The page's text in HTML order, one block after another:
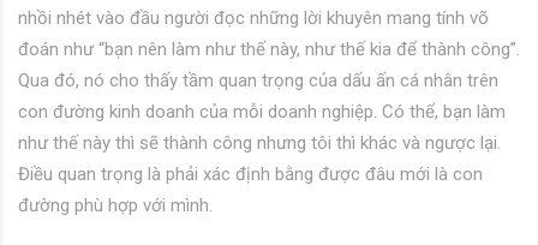
nhồi nhét vào đầu người đọc những lời khuyên mang tính võ
đoán như “bạn nên làm như thế này, như thế kia để thành công”.
Qua đó, nó cho thấy tầm quan trọng của dấu ấn cá nhân trên
con đường kinh doanh của mỗi doanh nghiệp. Có thể, bạn làm
như thế này thì sẽ thành công nhưng tôi thì khác và ngược lại.
Điều quan trọng là phải xác định bằng được đâu mới là con
đường phù hợp với mình.